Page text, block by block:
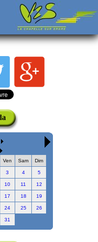
Ven Sam Dim
3 4 5
10 11 12
17 18 19
24 25 26
31